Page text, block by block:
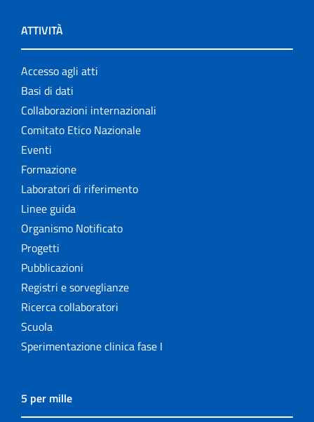
ATTIVITÀ
Accesso agli atti
Basi di dati
Collaborazioni internazionali
Comitato Etico Nazionale
Eventi
Formazione
Laboratori di riferimento
Linee guida
Organismo Notificato
Progetti
Pubblicazioni
Registri e sorveglianze
Ricerca collaboratori
Scuola
Sperimentazione clinica fase I
5 per mille